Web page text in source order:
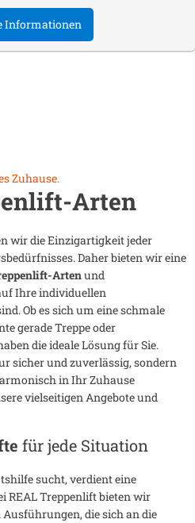
Informationen
Zuhause.
Arten
wir die Einzigartigkeit jeder
Daher bieten wir eine
Artenund
Ihre individuellen
Ob es sich um eine schmale
gerade Treppe oder
die ideale Lösung für Sie.
sicher und zuverlässig, sondern
in Ihr Zuhause
vielseitigen Angebote und
für jede Situation
sucht, verdient eine
REAL Treppenlift bieten wir
die sich an die